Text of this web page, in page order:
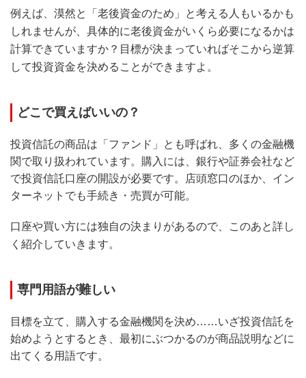
例えば、漠然と「老後資金のため」と考える人もいるかも
しれませんが、具体的に老後資金がいくら必要になるかは
計算できていますか？目標が決まっていればそこから逆算
して投資資金を決めることができますよ。
どこで買えばいいの？
投資信託の商品は「ファンド」とも呼ばれ、多くの金融機
関で取り扱われています。購入には、銀行や証券会社など
で投資信託口座の開設が必要です。店頭窓口のほか、イン
ターネットでも手続き・売買が可能。
口座や買い方には独自の決まりがあるので、このあと詳し
く紹介していきます。
専門用語が難しい
目標を立て、購入する金融機関を決め……いざ投資信託を
始めようとするとき、最初にぶつかるのが商品説明などに
出てくる用語です。